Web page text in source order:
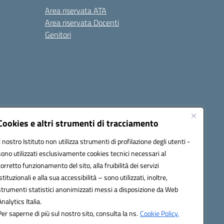
e altri strumenti di tracciamento
nostro Istituto non utilizza strumenti di profilazione degli utenti -
utilizzati esclusivamente cookies tecnici necessari al
funzionamento del sito, alla fruibilità dei servizi
e alla sua accessibilità – sono utilizzati, inoltre,
statistici anonimizzati messi a disposizione da Web
Italia.
saperne di più sul nostro sito, consulta la ns.Cookie Policy.
Area riservata ATA
Area riservata Docenti
Genitori